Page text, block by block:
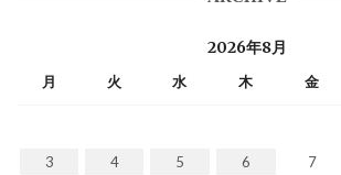
2026年8月
月 火 水 木 金
3
4 5 6 7